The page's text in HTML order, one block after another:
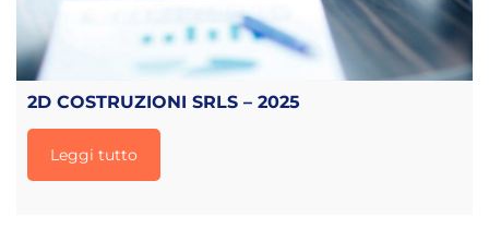
2D COSTRUZIONI SRLS – 2025
Leggi tutto